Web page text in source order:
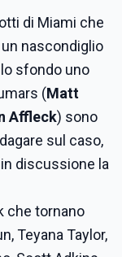
di Miami che
nascondiglio
sfondo uno
(Matt
Affleck) sono
sul caso,
discussione la
che tornano
Teyana Taylor,